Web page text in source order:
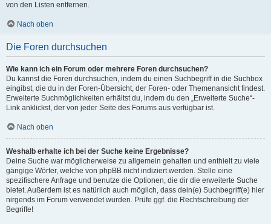
von den Listen entfernen.
Nach oben
Die Foren durchsuchen
Wie kann ich ein Forum oder mehrere Foren durchsuchen?
Du kannst die Foren durchsuchen, indem du einen Suchbegriff in die Suchbox
eingibst, die du in der Foren-Übersicht, der Foren- oder Themenansicht findest.
Erweiterte Suchmöglichkeiten erhältst du, indem du den „Erweiterte Suche“-
Link anklickst, der von jeder Seite des Forums aus verfügbar ist.
Nach oben
Weshalb erhalte ich bei der Suche keine Ergebnisse?
Deine Suche war möglicherweise zu allgemein gehalten und enthielt zu viele
gängige Wörter, welche von phpBB nicht indiziert werden. Stelle eine
spezifischere Anfrage und benutze die Optionen, die dir die erweiterte Suche
bietet. Außerdem ist es natürlich auch möglich, dass dein(e) Suchbegriff(e) hier
nirgends im Forum verwendet wurden. Prüfe ggf. die Rechtschreibung der
Begriffe!